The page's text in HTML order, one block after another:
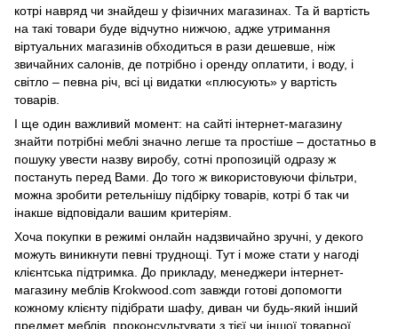
котрі навряд чи знайдеш у фізичних магазинах. Та й вартість
на такі товари буде відчутно нижчою, адже утримання
віртуальних магазинів обходиться в рази дешевше, ніж
звичайних салонів, де потрібно і оренду оплатити, і воду, і
світло – певна річ, всі ці видатки «плюсують» у вартість
товарів.
І ще один важливий момент: на сайті інтернет-магазину
знайти потрібні меблі значно легше та простіше – достатньо в
пошуку увести назву виробу, сотні пропозицій одразу ж
постануть перед Вами. До того ж використовуючи фільтри,
можна зробити ретельнішу підбірку товарів, котрі б так чи
інакше відповідали вашим критеріям.
Хоча покупки в режимі онлайн надзвичайно зручні, у декого
можуть виникнути певні труднощі. Тут і може стати у нагоді
клієнтська підтримка. До прикладу, менеджери інтернет-
магазину меблів Krokwood.com завжди готові допомогти
кожному клієнту підібрати шафу, диван чи будь-який інший
предмет меблів, проконсультувати з тієї чи іншої товарної